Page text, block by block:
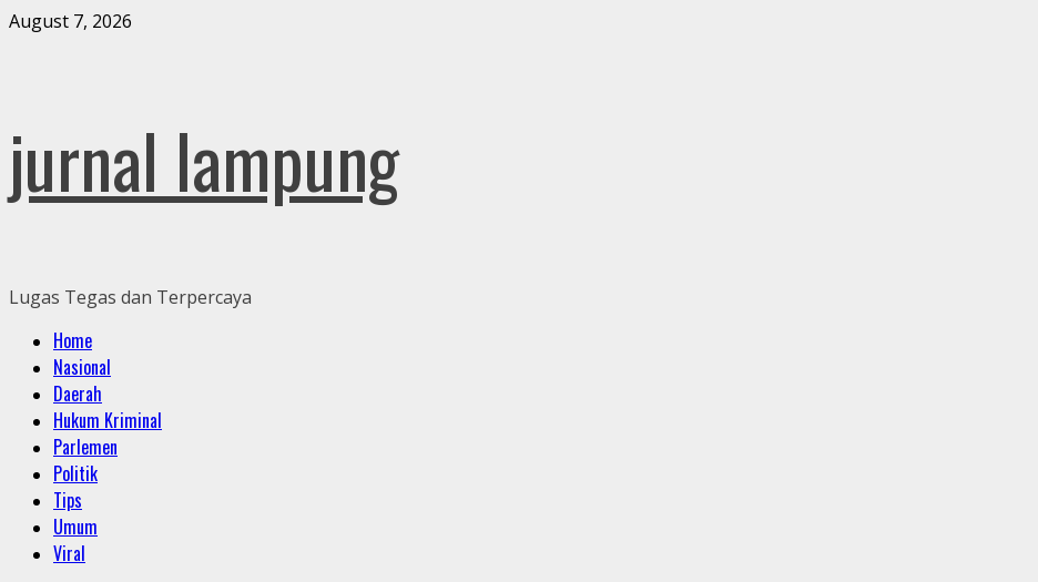
Skip
August 7, 2026
jurnal lampung
Lugas Tegas dan Terpercaya
Primary
Menu
Home
Nasional
Daerah
Hukum Kriminal
Parlemen
Politik
Tips
Umum
Viral